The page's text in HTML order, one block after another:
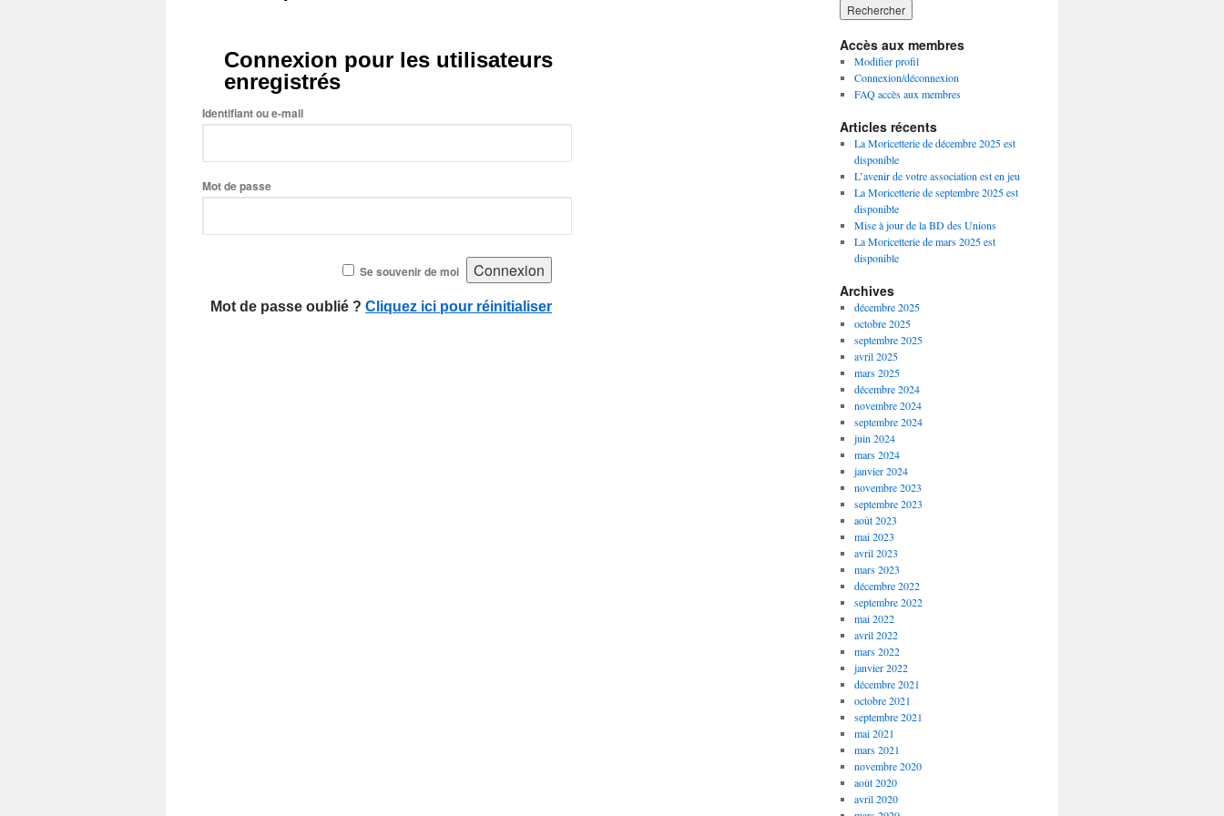
Connexion pour les utilisateurs
enregistrés
Identifiant ou e-mail
Mot de passe
Se souvenir de moi
Mot de passe oublié ? Cliquez ici pour réinitialiser
Accès aux membres
Modifier profil
Connexion/déconnexion
FAQ accès aux membres
Articles récents
La Moricetterie de décembre 2025 est
disponible
L’avenir de votre association est en jeu
La Moricetterie de septembre 2025 est
disponible
Mise à jour de la BD des Unions
La Moricetterie de mars 2025 est
disponible
Archives
décembre 2025
octobre 2025
septembre 2025
avril 2025
mars 2025
décembre 2024
novembre 2024
septembre 2024
juin 2024
mars 2024
janvier 2024
novembre 2023
septembre 2023
août 2023
mai 2023
avril 2023
mars 2023
décembre 2022
septembre 2022
mai 2022
avril 2022
mars 2022
janvier 2022
décembre 2021
octobre 2021
septembre 2021
mai 2021
mars 2021
novembre 2020
août 2020
avril 2020